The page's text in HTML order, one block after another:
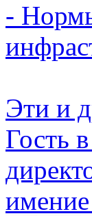
-
Эти и
Гость